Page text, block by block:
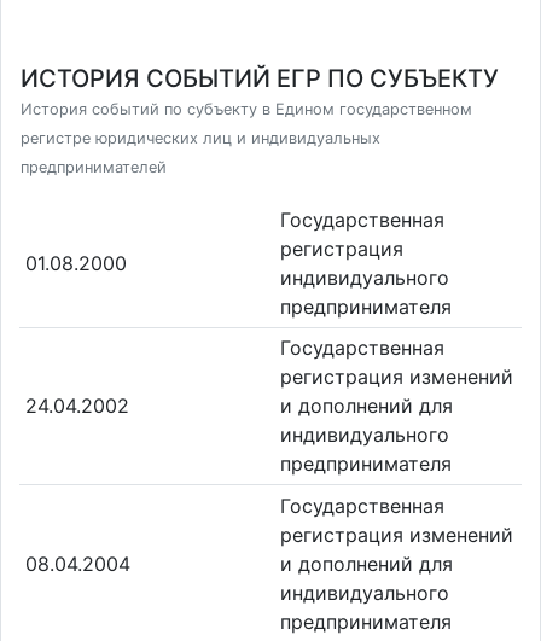
ИСТОРИЯ СОБЫТИЙ ЕГР ПО СУБЪЕКТУ
История событий по субъекту в Едином государственном
регистре юридических лиц и индивидуальных
предпринимателей
01.08.2000
Государственная
регистрация
индивидуального
предпринимателя
24.04.2002
Государственная
регистрация изменений
и дополнений для
индивидуального
предпринимателя
08.04.2004
Государственная
регистрация изменений
и дополнений для
индивидуального
предпринимателя